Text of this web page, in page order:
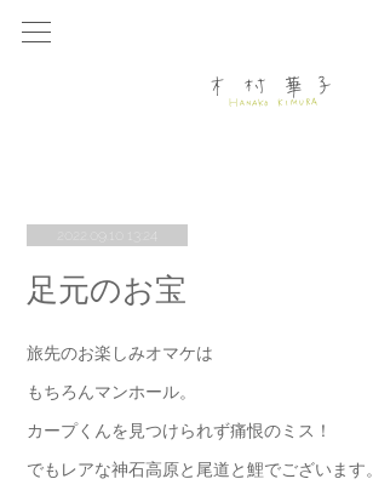
足元のお宝
旅先のお楽しみオマケは
もちろんマンホール。
カープくんを見つけられず痛恨のミス！
でもレアな神石高原と尾道と鯉でございます。